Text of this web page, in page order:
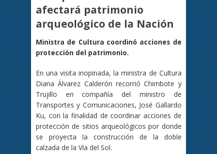
afectará patrimonio
arqueológico de la Nación
Ministra de Cultura coordinó acciones de
protección del patrimonio.
En una visita inopinada, la ministra de Cultura
Diana Álvarez Calderón recorrió Chimbote y
Trujillo en compañía del ministro de
Transportes y Comunicaciones, José Gallardo
Ku, con la finalidad de coordinar acciones de
protección de sitios arqueológicos por donde
se proyecta la construcción de la doble
calzada de la Vía del Sol.